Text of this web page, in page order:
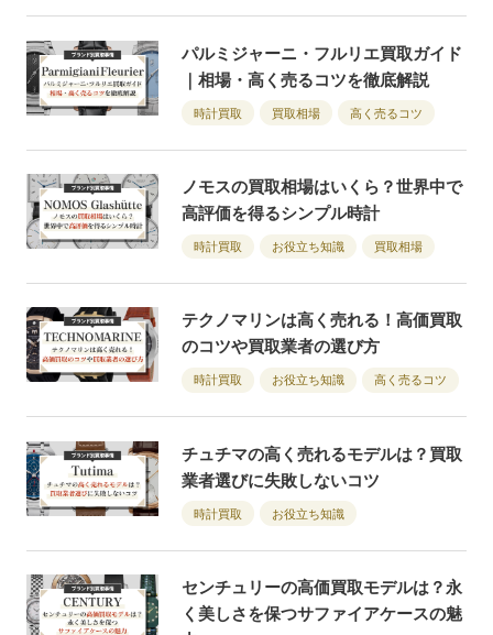
パルミジャーニ・フルリエ買取ガイド
｜相場・高く売るコツを徹底解説
時計買取 買取相場 高く売るコツ
ノモスの買取相場はいくら？世界中で
高評価を得るシンプル時計
時計買取 お役立ち知識 買取相場
テクノマリンは高く売れる！高価買取
のコツや買取業者の選び方
時計買取 お役立ち知識 高く売るコツ
チュチマの高く売れるモデルは？買取
業者選びに失敗しないコツ
時計買取 お役立ち知識
センチュリーの高価買取モデルは？永
く美しさを保つサファイアケースの魅